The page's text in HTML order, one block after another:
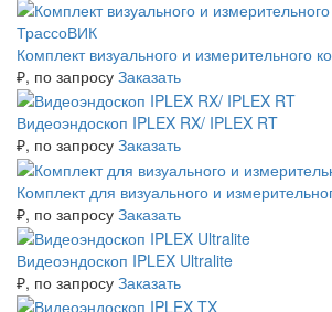
Комплект визуального и измерительного
₽, по запросу Заказать
Видеоэндоскоп IPLEX RX/ IPLEX RT
₽, по запросу Заказать
Комплект для визуального и
₽, по запросу Заказать
Видеоэндоскоп IPLEX Ultralite
₽, по запросу Заказать